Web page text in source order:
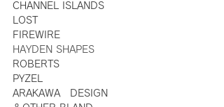
CHANNEL ISLANDS
LOST
FIREWIRE
HAYDEN SHAPES
ROBERTS
PYZEL
ARAKAWA　DESIGN